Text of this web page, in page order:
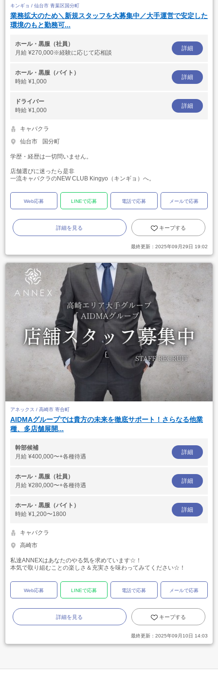
キンギョ / 仙台市 青葉区国分町
業務拡大のため＼新規スタッフを大募集中／大手運営で安定した
環境のもと勤務可...
ホール・黒服（社員）
月給 ¥270,000※経験に応じて応相談
詳細
ホール・黒服（バイト）
時給 ¥1,000
詳細
ドライバー
時給 ¥1,000
詳細
キャバクラ
仙台市
国分町
学歴・経歴は一切問いません。
店舗選びに迷ったら是非
一流キャバクラのNEW CLUB Kingyo（キンギョ）へ。
Web応募 LINEで応募 電話で応募 メールで応募
詳細を見る キープする
最終更新： 2025年09月29日 19:02
アネックス / 高崎市 寄合町
AIDMAグループでは貴方の未来を徹底サポート！さらなる他業
種、多店舗展開...
幹部候補
月給 ¥400,000〜+各種待遇
詳細
ホール・黒服（社員）
月給 ¥280,000〜+各種待遇
詳細
ホール・黒服（バイト）
時給 ¥1,200〜1800
詳細
キャバクラ
高崎市
私達ANNEXはあなたのやる気を求めています☆！
本気で取り組むことの楽しさ＆充実さを味わってみてください☆！
Web応募 LINEで応募 電話で応募 メールで応募
詳細を見る キープする
最終更新： 2025年09月10日 14:03